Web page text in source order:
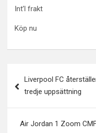
Int’l frakt
Köp nu
navigation
Liverpool FC
tredje uppsättning
Air Jordan 1 Zoom